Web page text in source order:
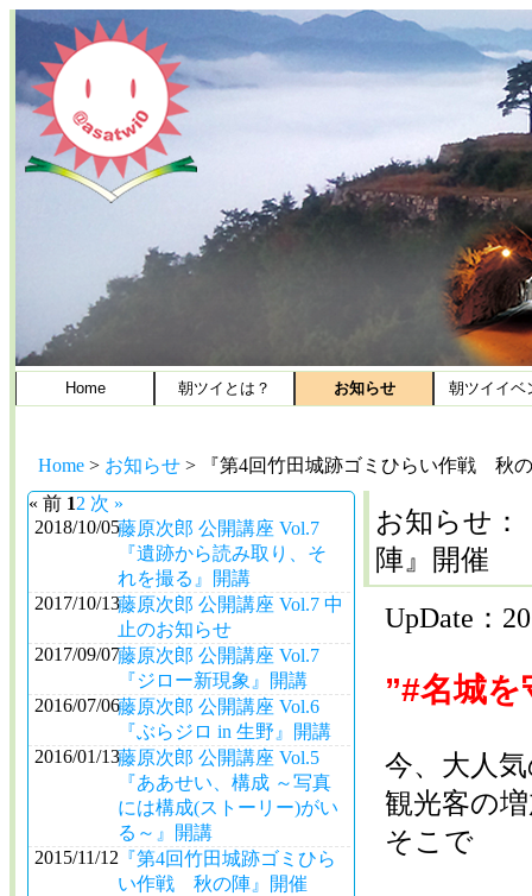
Home 朝ツイとは？ お知らせ 朝ツイイベ
Home > お知らせ > 『第4回竹田城跡ゴミひらい作戦 秋
« 前 12 次 »
2018/10/05藤原次郎 公開講座 Vol.7
『遺跡から読み取り、そ
れを撮る』開講
2017/10/13藤原次郎 公開講座 Vol.7 中
止のお知らせ
2017/09/07藤原次郎 公開講座 Vol.7
『ジロー新現象』開講
2016/07/06藤原次郎 公開講座 Vol.6
『ぶらジロ in 生野』開講
2016/01/13藤原次郎 公開講座 Vol.5
『ああせい、構成 ～写真
には構成(ストーリー)がい
る～』開講
2015/11/12『第4回竹田城跡ゴミひら
い作戦 秋の陣』開催
お知らせ
陣』開催
UpDate：
”#名城
今、大人
観光客の
そこで